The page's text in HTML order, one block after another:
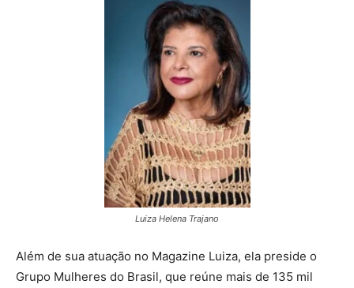
Luiza Helena Trajano
Além de sua atuação no Magazine Luiza, ela preside o
Grupo Mulheres do Brasil, que reúne mais de 135 mil